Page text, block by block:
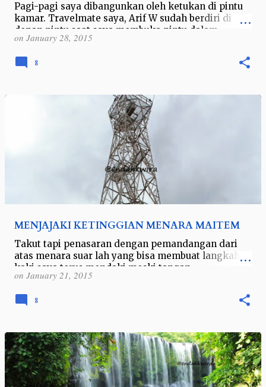
Pagi-pagi saya dibangunkan oleh ketukan di pintu
kamar. Travelmate saya, Arif W sudah berdiri di
depan pintu saat saya membuka pintu dalam
keadaan setengah sadar. Saya : ada …
on January 28, 2015
8
MENJAJAKI KETINGGIAN MENARA MAITEM
Takut tapi penasaran dengan pemandangan dari
atas menara suar lah yang bisa membuat langkah
kaki saya terus mendaki meski tangan
mencengkeram plang tangga dengan erat. Rasa
meng…
on January 21, 2015
8